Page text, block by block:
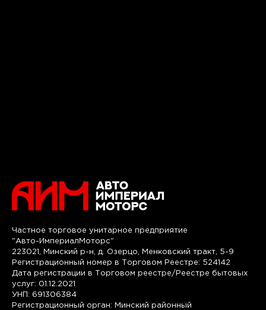
Частное торговое унитарное предприятие
"Авто-ИмпериалМоторс"
223021, Минский р-н, д. Озерцо, Менковский тракт, 5-9
Регистрационный номер в Торговом Реестре: 524142
Дата регистрации в Торговом реестре/Реестре бытовых
услуг: 01.12.2021
УНП: 691306384
Регистрационный орган: Минский районный